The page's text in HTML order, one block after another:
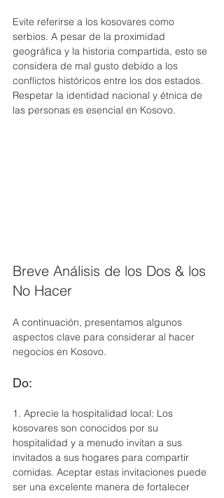
Evite referirse a los kosovares como
serbios. A pesar de la proximidad
geográfica y la historia compartida, esto se
considera de mal gusto debido a los
conflictos históricos entre los dos estados.
Respetar la identidad nacional y étnica de
las personas es esencial en Kosovo.
Breve Análisis de los Dos & los
No Hacer
A continuación, presentamos algunos
aspectos clave para considerar al hacer
negocios en Kosovo.
Do:
1. Aprecie la hospitalidad local: Los
kosovares son conocidos por su
hospitalidad y a menudo invitan a sus
invitados a sus hogares para compartir
comidas. Aceptar estas invitaciones puede
ser una excelente manera de fortalecer